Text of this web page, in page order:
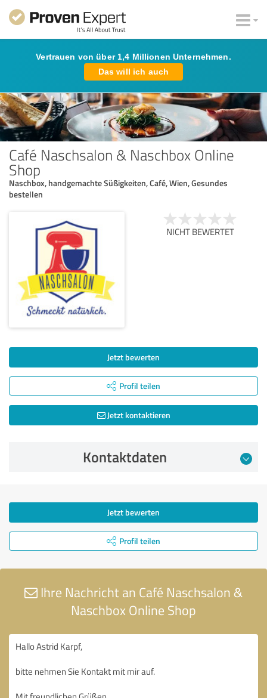
Vertrauen von über 1,4 Millionen Unternehmen.
Das will ich auch
Café Naschsalon & Naschbox Online
Shop
Naschbox, handgemachte Süßigkeiten, Café, Wien, Gesundes
bestellen
NICHT BEWERTET
Jetzt bewerten
Profil teilen
Jetzt kontaktieren
Kontaktdaten
Jetzt bewerten
Profil teilen
Ihre Nachricht an Café Naschsalon &
Naschbox Online Shop